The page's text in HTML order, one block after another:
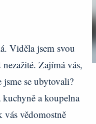
Viděla jsem svou
Zajímá vás,
se ubytovali?
a koupelna
vás vědomostně